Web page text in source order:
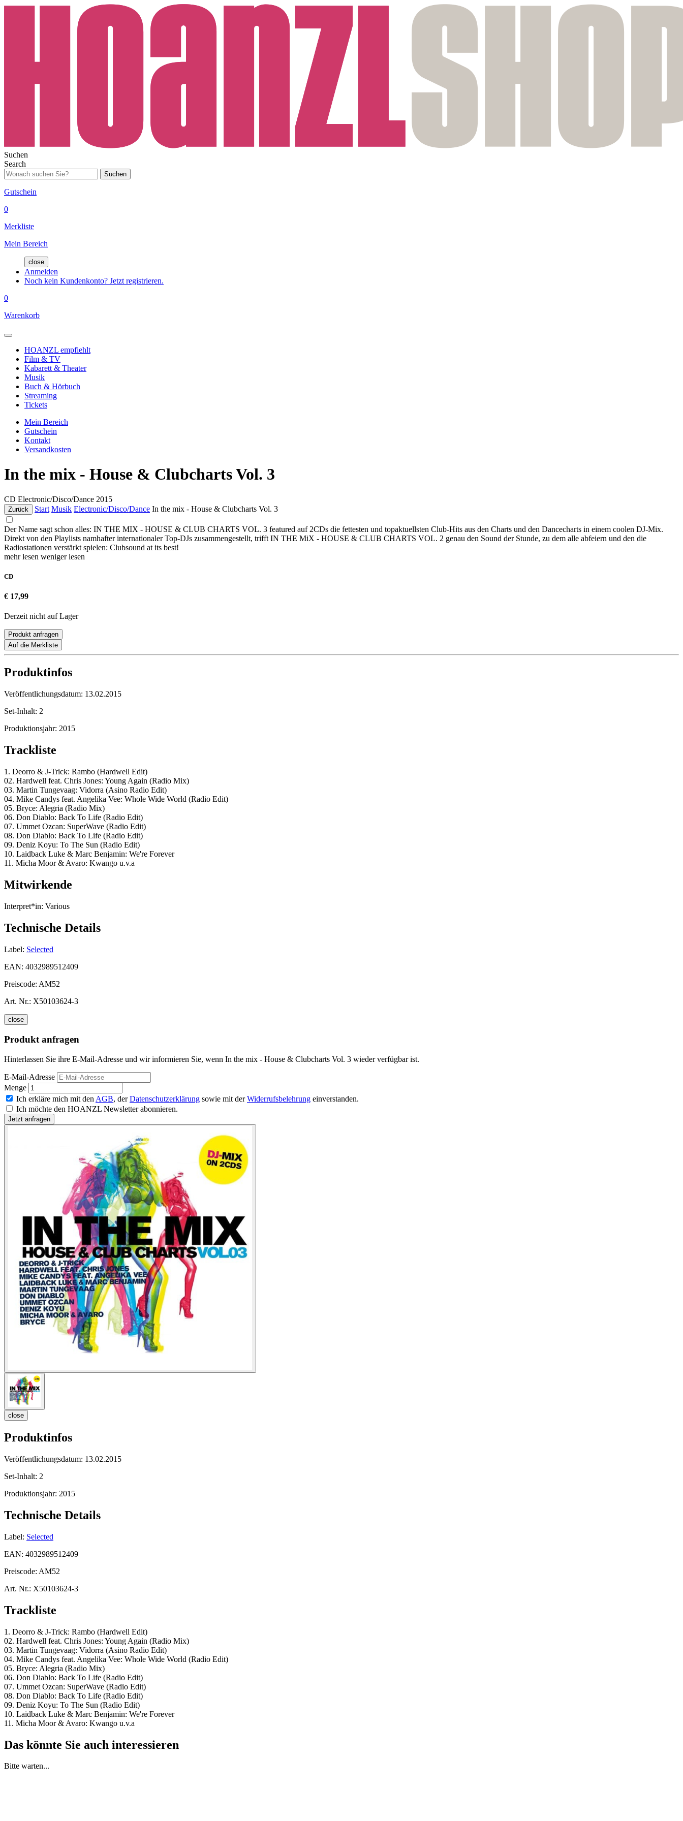
Suchen
Search
Suchen
Gutschein
0
Merkliste
Mein Bereich
close
Anmelden
Noch kein Kundenkonto? Jetzt registrieren.
0
Warenkorb
HOANZL empfiehlt
Film & TV
Kabarett & Theater
Musik
Buch & Hörbuch
Streaming
Tickets
Mein Bereich
Gutschein
Kontakt
Versandkosten
In the mix - House & Clubcharts Vol. 3
CD Electronic/Disco/Dance 2015
Zurück Start Musik Electronic/Disco/Dance In the mix - House & Clubcharts Vol. 3
Der Name sagt schon alles: IN THE MIX - HOUSE & CLUB CHARTS VOL. 3 featured auf 2CDs die fettesten und topaktuellsten Club-Hits aus den Charts und den Dancecharts in einem coolen DJ-Mix.
Direkt von den Playlists namhafter internationaler Top-DJs zusammengestellt, trifft IN THE MiX - HOUSE & CLUB CHARTS VOL. 2 genau den Sound der Stunde, zu dem alle abfeiern und den die
Radiostationen verstärkt spielen: Clubsound at its best!
mehr lesen weniger lesen
CD
€ 17,99
Derzeit nicht auf Lager
Produkt anfragen
Auf die Merkliste
Produktinfos
Veröffentlichungsdatum: 13.02.2015
Set-Inhalt: 2
Produktionsjahr: 2015
Trackliste
1. Deorro & J-Trick: Rambo (Hardwell Edit)
02. Hardwell feat. Chris Jones: Young Again (Radio Mix)
03. Martin Tungevaag: Vidorra (Asino Radio Edit)
04. Mike Candys feat. Angelika Vee: Whole Wide World (Radio Edit)
05. Bryce: Alegria (Radio Mix)
06. Don Diablo: Back To Life (Radio Edit)
07. Ummet Ozcan: SuperWave (Radio Edit)
08. Don Diablo: Back To Life (Radio Edit)
09. Deniz Koyu: To The Sun (Radio Edit)
10. Laidback Luke & Marc Benjamin: We're Forever
11. Micha Moor & Avaro: Kwango u.v.a
Mitwirkende
Interpret*in: Various
Technische Details
Label: Selected
EAN: 4032989512409
Preiscode: AM52
Art. Nr.: X50103624-3
close
Produkt anfragen
Hinterlassen Sie ihre E-Mail-Adresse und wir informieren Sie, wenn In the mix - House & Clubcharts Vol. 3 wieder verfügbar ist.
E-Mail-Adresse
Menge
Ich erkläre mich mit den AGB, derDatenschutzerklärung sowie mit derWiderrufsbelehrung einverstanden.
Ich möchte den HOANZL Newsletter abonnieren.
close
Produktinfos
Veröffentlichungsdatum: 13.02.2015
Set-Inhalt: 2
Produktionsjahr: 2015
Technische Details
Label: Selected
EAN: 4032989512409
Preiscode: AM52
Art. Nr.: X50103624-3
Trackliste
1. Deorro & J-Trick: Rambo (Hardwell Edit)
02. Hardwell feat. Chris Jones: Young Again (Radio Mix)
03. Martin Tungevaag: Vidorra (Asino Radio Edit)
04. Mike Candys feat. Angelika Vee: Whole Wide World (Radio Edit)
05. Bryce: Alegria (Radio Mix)
06. Don Diablo: Back To Life (Radio Edit)
07. Ummet Ozcan: SuperWave (Radio Edit)
08. Don Diablo: Back To Life (Radio Edit)
09. Deniz Koyu: To The Sun (Radio Edit)
10. Laidback Luke & Marc Benjamin: We're Forever
11. Micha Moor & Avaro: Kwango u.v.a
Das könnte Sie auch interessieren
Bitte warten...